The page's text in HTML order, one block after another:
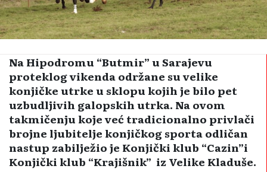
Na Hipodromu “Butmir” u Sarajevu
proteklog vikenda održane su velike
konjičke utrke u sklopu kojih je bilo pet
uzbudljivih galopskih utrka. Na ovom
takmičenju koje već tradicionalno privlači
brojne ljubitelje konjičkog sporta odličan
nastup zabilježio je Konjički klub “Cazin”i
Konjički klub “Krajišnik” iz Velike Kladuše.